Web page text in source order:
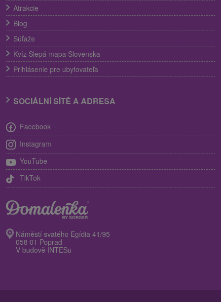
Atrakcie
Blog
Súťaže
Kvíz Slepá mapa Slovenska
Prihlásenie pre ubytovateľa
SOCIÁLNÍ SÍTĚ A ADRESA
Facebook
Instagram
YouTube
TikTok
Náměstí svatého Egídia 41/95
058 01 Poprad
V budově INTESu